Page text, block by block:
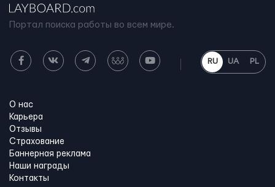
Портал поиска работы во всем мире.
RU UA PL
О нас
Карьера
Отзывы
Страхование
Баннерная реклама
Наши награды
Контакты